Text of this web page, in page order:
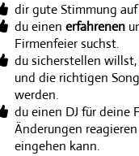
dir gute Stimmung
du einen erfahrenen
Firmenfeier suchst.
du sicherstellen willst,
und die richtigen
werden.
du einen DJ für deine
Änderungen
eingehen kann.